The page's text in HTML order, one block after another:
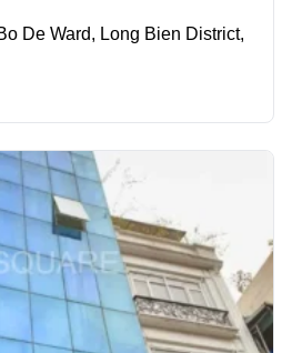
De Ward, Long Bien District,